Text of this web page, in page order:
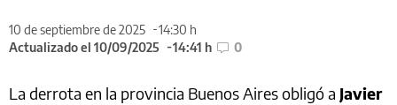
10 de septiembre de 2025
14:30 h
Actualizado el 10/09/2025
14:41 h 0
La derrota en la provincia Buenos Aires obligó a Javier